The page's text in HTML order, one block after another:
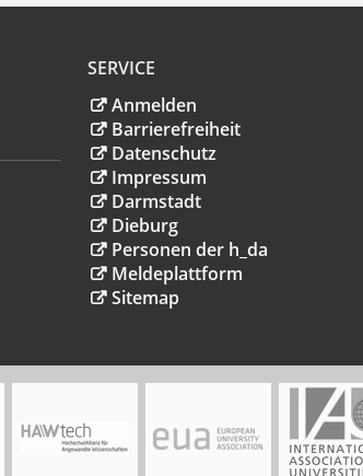
SERVICE
Anmelden
Barrierefreiheit
Datenschutz
Impressum
Darmstadt
Dieburg
Personen der h_da
Meldeplattform
Sitemap